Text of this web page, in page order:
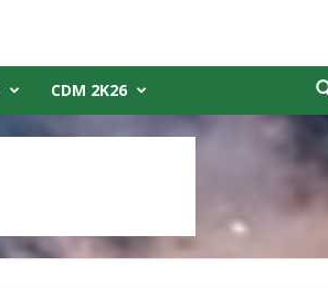
CDM 2K26